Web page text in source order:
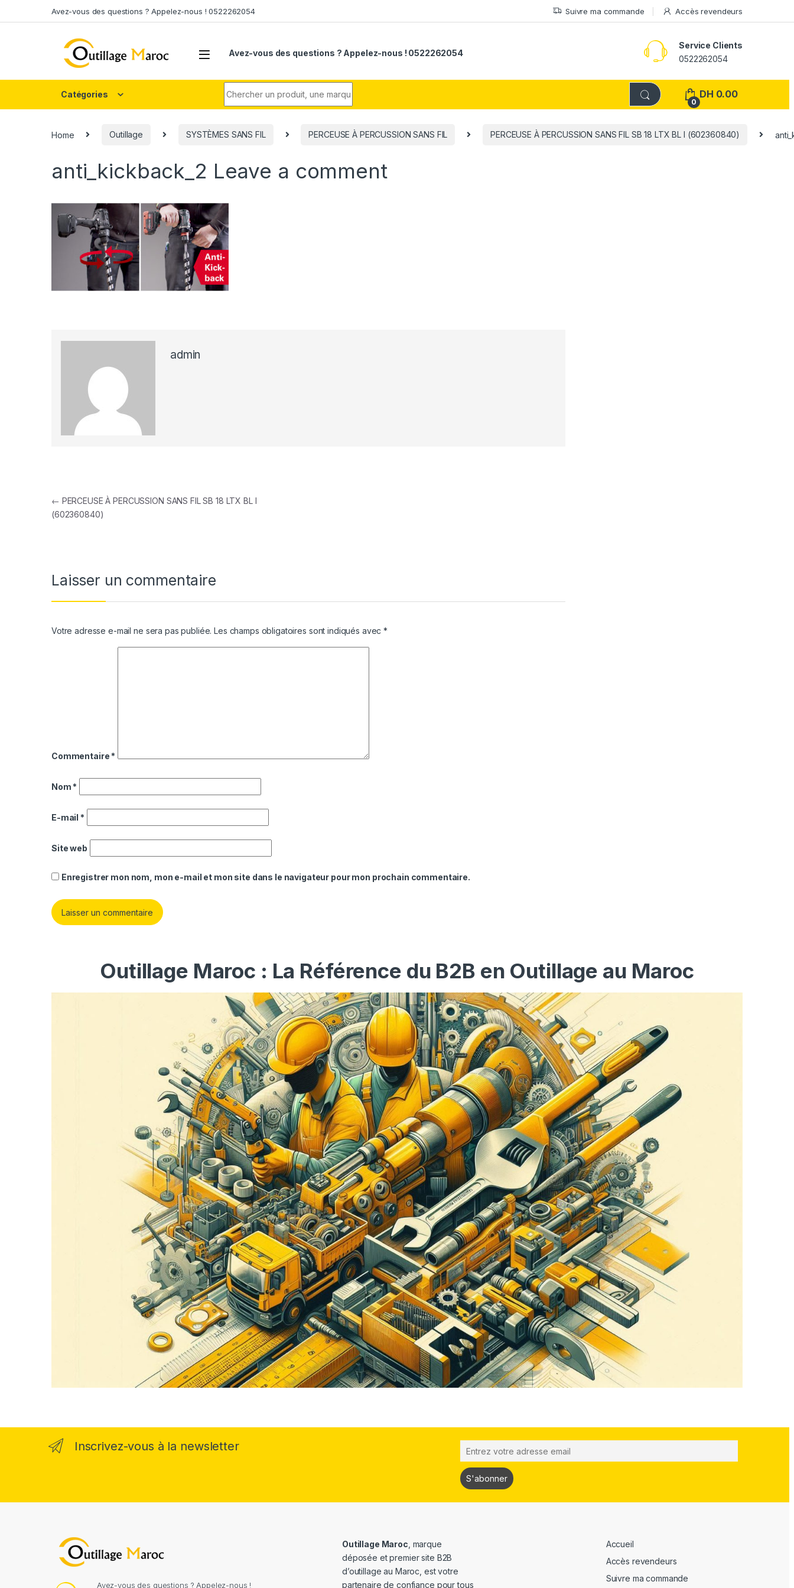
Avez-vous des questions ? Appelez-nous ! 0522262054 Suivre ma commande Accès revendeurs
Avez-vous des questions ? Appelez-nous ! 0522262054
Service Clients
0522262054
Catégories
0
DH 0.00
Home Outillage SYSTÈMES SANS FIL PERCEUSE À PERCUSSION SANS FIL PERCEUSE À PERCUSSION SANS FIL SB 18 LTX BL I (602360840)
anti_kickback_2 Leave a comment
admin
Navigation de l’article
← PERCEUSE À PERCUSSION SANS FIL SB 18 LTX BL I
(602360840)
Laisser un commentaire
Votre adresse e-mail ne sera pas publiée. Les champs obligatoires sont indiqués avec*
Commentaire *
Nom *
E-mail *
Site web
Enregistrer mon nom, mon e-mail et mon site dans le navigateur pour mon prochain commentaire.
Outillage Maroc : La Référence du B2B en Outillage au Maroc
Inscrivez-vous à la newsletter
Avez-vous des questions ? Appelez-nous !
Outillage Maroc, marque
déposée et premier site B2B
d’outillage au Maroc, est votre
partenaire de confiance pour tous
Accueil
Accès revendeurs
Suivre ma commande